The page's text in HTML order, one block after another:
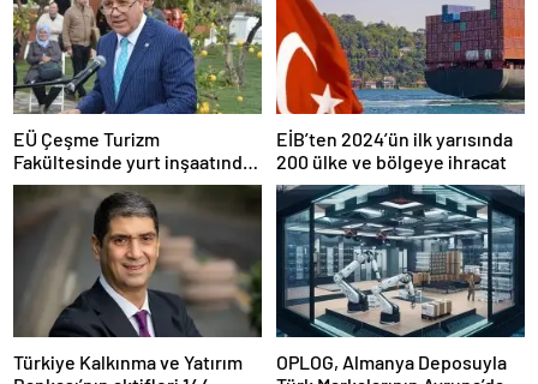
EÜ Çeşme Turizm
Fakültesinde yurt inşaatında
sona gelindi
EİB’ten 2024’ün ilk yarısında
200 ülke ve bölgeye ihracat
Türkiye Kalkınma ve Yatırım
OPLOG, Almanya Deposuyla